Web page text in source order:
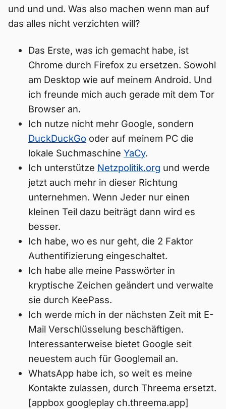
und und und. Was also machen wenn man auf
das alles nicht verzichten will?
Das Erste, was ich gemacht habe, ist
Chrome durch Firefox zu ersetzen. Sowohl
am Desktop wie auf meinem Android. Und
ich freunde mich auch gerade mit dem Tor
Browser an.
Ich nutze nicht mehr Google, sondern
DuckDuckGo oder auf meinem PC die
lokale Suchmaschine YaCy.
Ich unterstütze Netzpolitik.org und werde
jetzt auch mehr in dieser Richtung
unternehmen. Wenn Jeder nur einen
kleinen Teil dazu beiträgt dann wird es
besser.
Ich habe, wo es nur geht, die 2 Faktor
Authentifizierung eingeschaltet.
Ich habe alle meine Passwörter in
kryptische Zeichen geändert und verwalte
sie durch KeePass.
Ich werde mich in der nächsten Zeit mit E-
Mail Verschlüsselung beschäftigen.
Interessanterweise bietet Google seit
neuestem auch für Googlemail an.
WhatsApp habe ich, so weit es meine
Kontakte zulassen, durch Threema ersetzt.
[appbox googleplay ch.threema.app]